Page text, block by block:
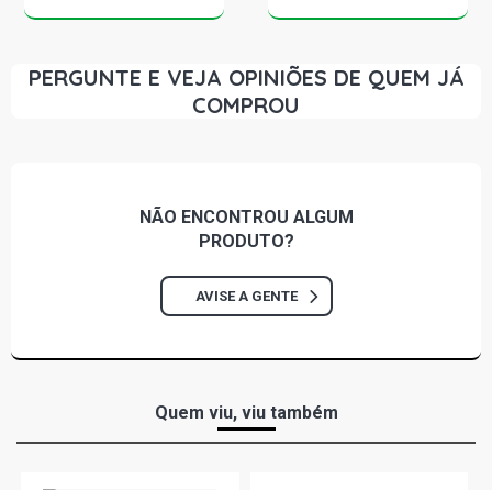
PERGUNTE E VEJA OPINIÕES DE QUEM JÁ
COMPROU
NÃO ENCONTROU ALGUM
PRODUTO?
AVISE A GENTE
Quem viu, viu também